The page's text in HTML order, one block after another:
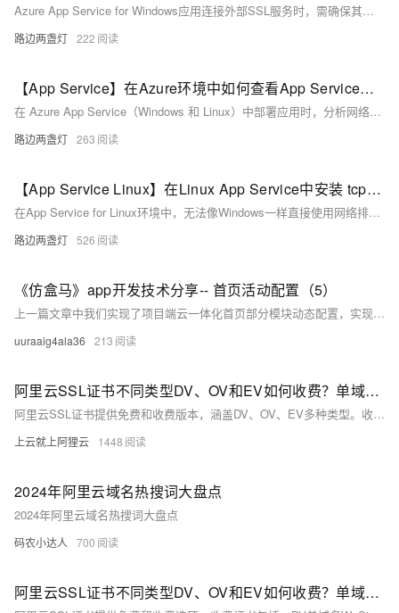
Azure App Service for Windows应用连接外部SSL服务时，需确保其证书由受信任的根CA颁发。多租户环境下无法修改根证书，但ASE（单租户）可加载自定义CA证书。若遇证书信任问题，可更换为公共CA证书或将应用部署于ASE并导入私有CA证书。通过Kudu的PowerShell（Windows）或SSH（Linux）可查看当前受信任的根证书列表。
路边两盏灯 222
【App Service】在Azure环境中如何查看App Service实例当前的网络连接情况呢？
在 Azure App Service（Windows 和 Linux）中部署应用时，分析网络连接状态是排查异常、验证端口监听及确认后端连接的关键。本文介绍如何在 Linux 环境中使用 `netstat` 命令查看特定端口（如 443、3306、6380）的连接情况，并解析输出结果。同时说明在 Windows App Service 中 `netstat` 被禁用的情况下，如何通过门户抓包等替代方法进行网络诊断。内容涵盖命令示例、操作步骤及附录说明，帮助开发者快速掌握云环境中的网络分析技巧。
路边两盏灯 263
【App Service Linux】在Linux App Service中安装 tcpdump 并抓取网络包
在App Service for Linux环境中，无法像Windows一样直接使用网络排查工具抓包。本文介绍了如何通过TCPDUMP在Linux环境下抓取网络包，包括SSH进入容器、安装tcpdump、执行抓包命令及下载分析文件的完整操作步骤。
路边两盏灯 526
《仿盒马》app开发技术分享-- 首页活动配置（5）
上一篇文章中我们实现了项目端云一体化首页部分模块动态配置，实现了对模块模块的后端控制显示和隐藏，这能让我们的app更加的灵活，也能应对更多的情况。现在我们来对配置模块进行完善，除了已有的模块以外，我们还有一些banner ，活动入口等模块，这些模块的数据并不多，所以我们也归纳到配置中去实现。并且我们在配置表中添加了一些不同的id，我们只需要根据相对应的id 去查询对应的表就可以了
uuraaig4ala36 213
阿里云SSL证书不同类型DV、OV和EV如何收费？单域名和通配符SSL价格整理
阿里云SSL证书提供免费和收费版本，涵盖DV、OV、EV多种类型。收费证书品牌包括DigiCert、GlobalSign等，价格从238元/年起。免费SSL证书由Digicert提供，单域名有效3个月，每个实名主体每年可领取20个。具体价格和详情见阿里云SSL官方页面。
上云就上阿狸云 1448
2024年阿里云域名热搜词大盘点
2024年阿里云域名热搜词大盘点
码农小达人 700
阿里云SSL证书不同类型DV、OV和EV如何收费？单域名和通配符SSL价格整理